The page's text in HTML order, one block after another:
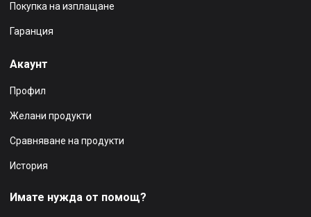
Покупка на изплащане
Гаранция
Акаунт
Профил
Желани продукти
Сравняване на продукти
История
Имате нужда от помощ?